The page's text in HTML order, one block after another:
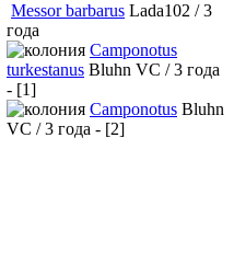
Messor barbarus Lada102 / 3
года
Camponotus
turkestanus Bluhn VC / 3 года
- [1]
Camponotus Bluhn
VC / 3 года - [2]